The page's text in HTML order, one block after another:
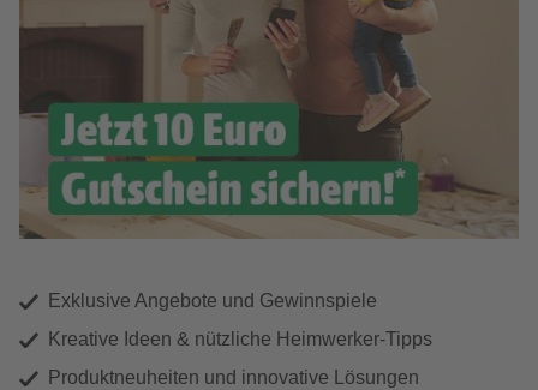
Exklusive Angebote und Gewinnspiele
Kreative Ideen & nützliche Heimwerker-Tipps
Produktneuheiten und innovative Lösungen